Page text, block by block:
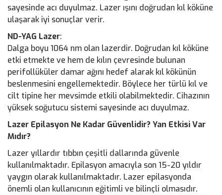
sayesinde acı duyulmaz. Lazer ışını doğrudan kıl köküne
ulaşarak iyi sonuçlar verir.
ND-YAG Lazer:
Dalga boyu 1064 nm olan lazerdir. Doğrudan kıl köküne
etki etmekte ve hem de kılın çevresinde bulunan
perifollüküler damar ağını hedef alarak kıl kökünün
beslenmesini engellemektedir. Böylece her türlü kıl ve
cilt tipine her mevsimde etkili olabilmektedir. Cihazının
yüksek soğutucu sistemi sayesinde acı duyulmaz.
Lazer Epilasyon Ne Kadar Güvenlidir? Yan Etkisi Var
Mıdır?
Lazer yıllardır tıbbın çeşitli dallarında güvenle
kullanılmaktadır. Epilasyon amacıyla son 15-20 yıldır
yaygın olarak kullanılmaktadır. Lazer epilasyonda
önemli olan kullanıcının eğitimli ve bilinçli olmasıdır.